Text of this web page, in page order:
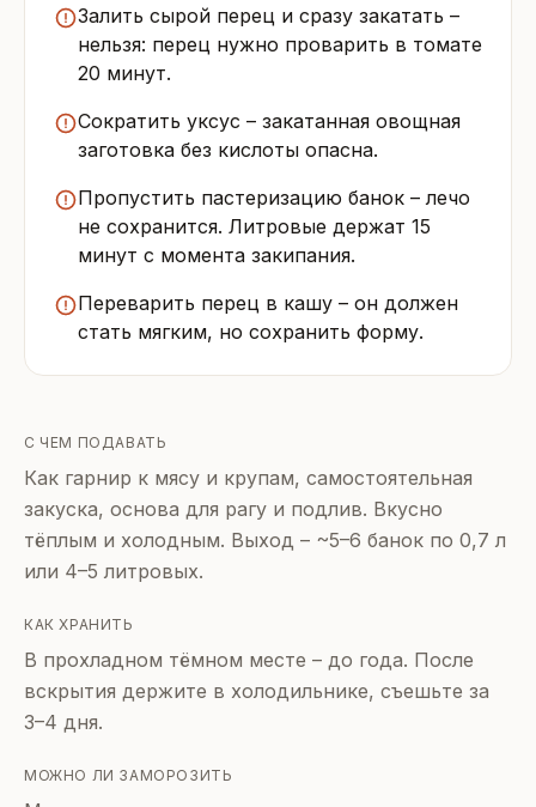
Залить сырой перец и сразу закатать –
нельзя: перец нужно проварить в томате
20 минут.
Сократить уксус – закатанная овощная
заготовка без кислоты опасна.
Пропустить пастеризацию банок – лечо
не сохранится. Литровые держат 15
минут с момента закипания.
Переварить перец в кашу – он должен
стать мягким, но сохранить форму.
С ЧЕМ ПОДАВАТЬ
Как гарнир к мясу и крупам, самостоятельная
закуска, основа для рагу и подлив. Вкусно
тёплым и холодным. Выход – ~5–6 банок по 0,7 л
или 4–5 литровых.
КАК ХРАНИТЬ
В прохладном тёмном месте – до года. После
вскрытия держите в холодильнике, съешьте за
3–4 дня.
МОЖНО ЛИ ЗАМОРОЗИТЬ